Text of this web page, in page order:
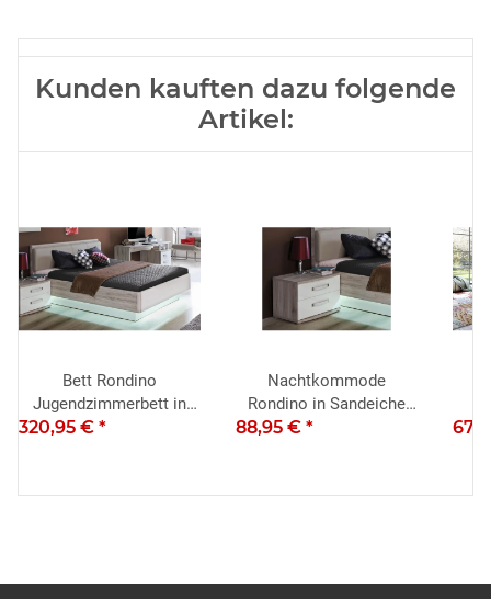
Kunden kauften dazu folgende
Artikel:
Bett Rondino
Jugendzimmerbett in
Sandeiche und weiß
320,95 € *
Nachtkommode
Rondino in Sandeiche
und weiß Hochglanz mit
88,95 € *